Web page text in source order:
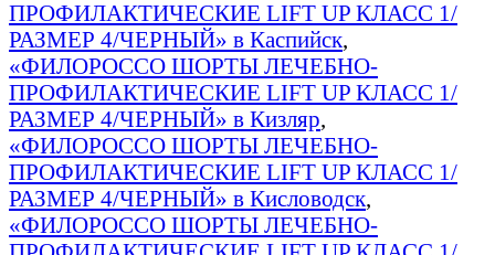
ПРОФИЛАКТИЧЕСКИЕ LIFT UP КЛАСС 1/
РАЗМЕР 4/ЧЕРНЫЙ» в Каспийск,
«ФИЛОРОССО ШОРТЫ ЛЕЧЕБНО-
ПРОФИЛАКТИЧЕСКИЕ LIFT UP КЛАСС 1/
РАЗМЕР 4/ЧЕРНЫЙ» в Кизляр,
«ФИЛОРОССО ШОРТЫ ЛЕЧЕБНО-
ПРОФИЛАКТИЧЕСКИЕ LIFT UP КЛАСС 1/
РАЗМЕР 4/ЧЕРНЫЙ» в Кисловодск,
«ФИЛОРОССО ШОРТЫ ЛЕЧЕБНО-